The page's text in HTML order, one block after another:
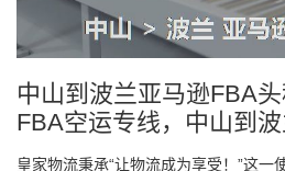
中山到波兰亚马逊FBA
FBA空运专线，中山到
皇家物流秉承“让物流成为享受！”这一